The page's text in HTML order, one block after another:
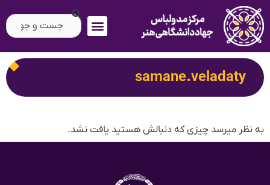
samane.veladaty
به نظر میرسد چیزی که دنبالش هستید یافت نشد.